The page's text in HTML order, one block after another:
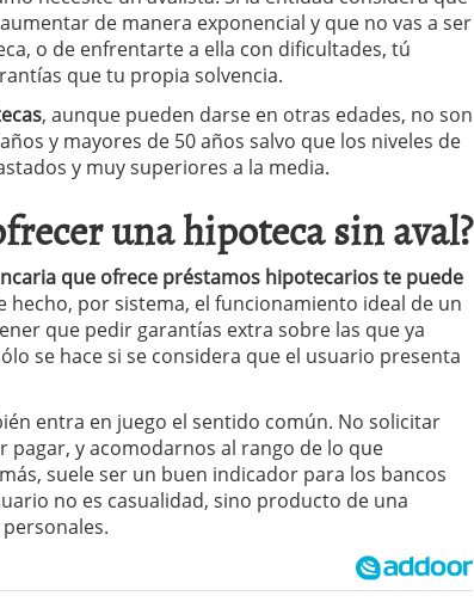
de manera exponencial y que no vas a ser
o de enfrentarte a ella con dificultades, tú
que tu propia solvencia.
, aunque pueden darse en otras edades, no son
y mayores de 50 años salvo que los niveles de
y muy superiores a la media.
una hipoteca sin aval?
que ofrece préstamos hipotecarios te puede
hecho, por sistema, el funcionamiento ideal de un
que pedir garantías extra sobre las que ya
se hace si se considera que el usuario presenta
entra en juego el sentido común. No solicitar
pagar, y acomodarnos al rango de lo que
suele ser un buen indicador para los bancos
no es casualidad, sino producto de una